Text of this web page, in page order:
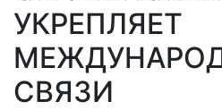
УКРЕПЛЯЕТ
СВЯЗИ